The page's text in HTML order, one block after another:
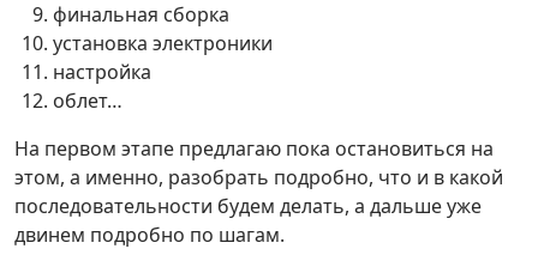
финальная сборка
установка электроники
настройка
облет…
На первом этапе предлагаю пока остановиться на
этом, а именно, разобрать подробно, что и в какой
последовательности будем делать, а дальше уже
двинем подробно по шагам.